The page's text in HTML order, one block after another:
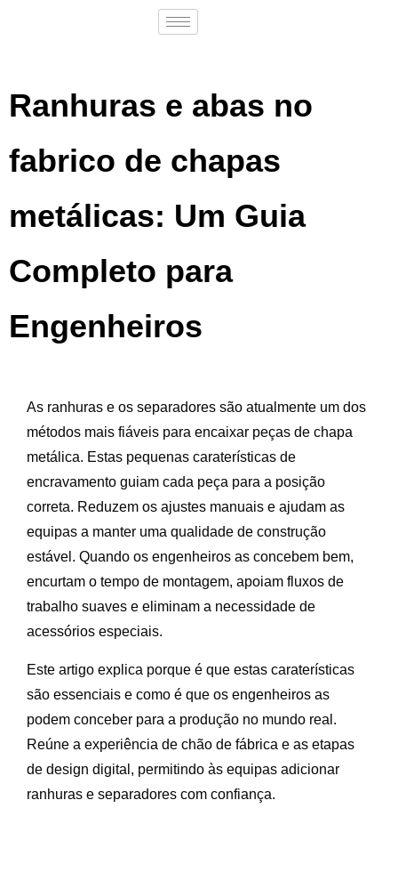
Ranhuras e abas no
fabrico de chapas
metálicas: Um Guia
Completo para
Engenheiros
As ranhuras e os separadores são atualmente um dos
métodos mais fiáveis para encaixar peças de chapa
metálica. Estas pequenas caraterísticas de
encravamento guiam cada peça para a posição
correta. Reduzem os ajustes manuais e ajudam as
equipas a manter uma qualidade de construção
estável. Quando os engenheiros as concebem bem,
encurtam o tempo de montagem, apoiam fluxos de
trabalho suaves e eliminam a necessidade de
acessórios especiais.
Este artigo explica porque é que estas caraterísticas
são essenciais e como é que os engenheiros as
podem conceber para a produção no mundo real.
Reúne a experiência de chão de fábrica e as etapas
de design digital, permitindo às equipas adicionar
ranhuras e separadores com confiança.